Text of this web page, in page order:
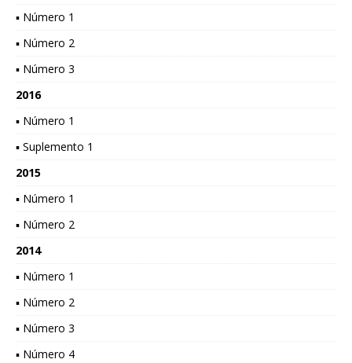
▪ Número 1
▪ Número 2
▪ Número 3
2016
▪ Número 1
▪ Suplemento 1
2015
▪ Número 1
▪ Número 2
2014
▪ Número 1
▪ Número 2
▪ Número 3
▪ Número 4